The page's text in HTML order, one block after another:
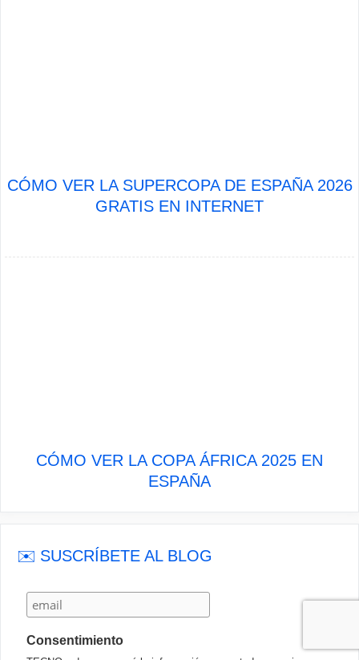
CÓMO VER LA SUPERCOPA DE ESPAÑA 2026
GRATIS EN INTERNET
CÓMO VER LA COPA ÁFRICA 2025 EN
ESPAÑA
✉️ SUSCRÍBETE AL BLOG
Consentimiento